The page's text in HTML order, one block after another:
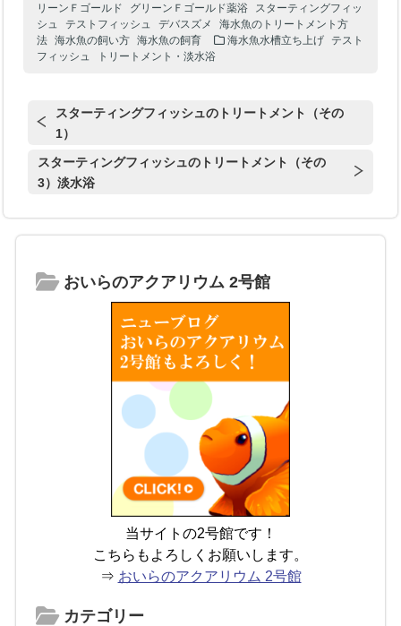
リーンＦゴールド
グリーンＦゴールド薬浴
スターティングフィッ
シュ
テストフィッシュ デバスズメ
海水魚のトリートメント方
法
海水魚の飼い方 海水魚の飼育 海水魚水槽立ち上げ
テスト
フィッシュ
トリートメント・淡水浴
スターティングフィッシュのトリートメント（その
1）
スターティングフィッシュのトリートメント（その
3）淡水浴
おいらのアクアリウム 2号館
当サイトの2号館です！
こちらもよろしくお願いします。
⇒ おいらのアクアリウム 2号館
カテゴリー